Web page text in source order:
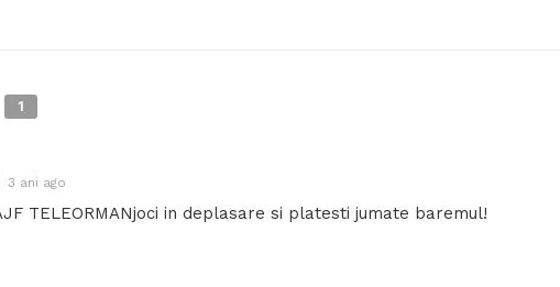
1
3 ani ago
TELEORMANjoci in deplasare si platesti jumate baremul!